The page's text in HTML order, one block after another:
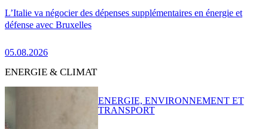
L’Italie va négocier des dépenses supplémentaires en énergie et
défense avec Bruxelles
05.08.2026
ENERGIE & CLIMAT
ENERGIE, ENVIRONNEMENT ET
TRANSPORT